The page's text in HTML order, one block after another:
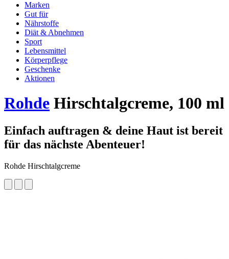
Marken
Gut für
Nährstoffe
Diät & Abnehmen
Sport
Lebensmittel
Körperpflege
Geschenke
Aktionen
Rohde Hirschtalgcreme, 100 ml
Einfach auftragen & deine Haut ist bereit
für das nächste Abenteuer!
Rohde Hirschtalgcreme